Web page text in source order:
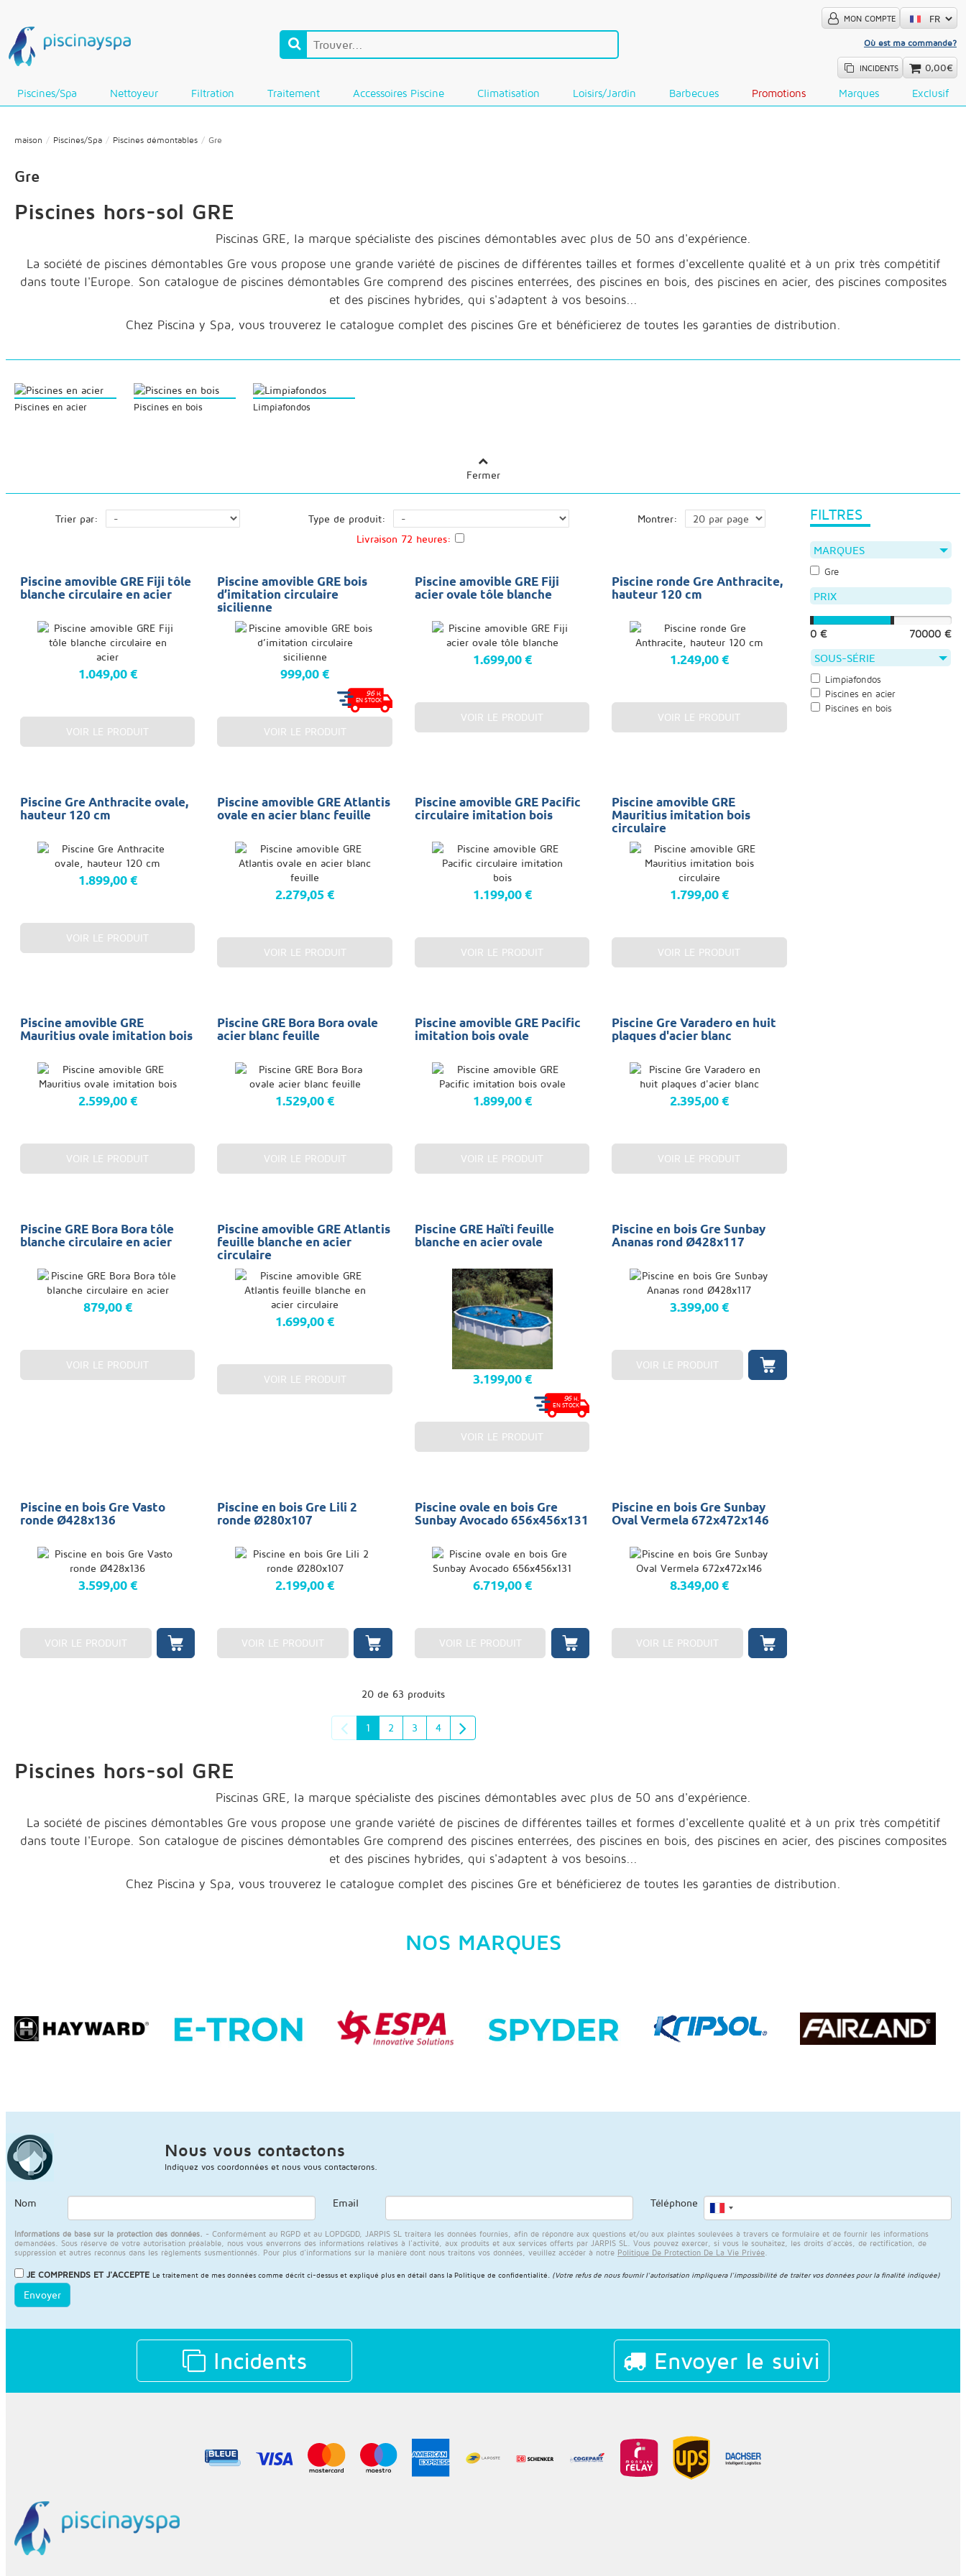
MON COMPTE
Où est ma commande?
INCIDENTS 0,00€
Piscines/Spa Nettoyeur Filtration Traitement Accessoires Piscine Climatisation Loisirs/Jardin Barbecues Promotions Marques Exclusif
maison Piscines/Spa Piscines démontables Gre
Gre
Piscines hors-sol GRE
Piscinas GRE, la marque spécialiste des piscines démontables avec plus de 50 ans d'expérience.
La société de piscines démontables Gre vous propose une grande variété de piscines de différentes tailles et formes d'excellente qualité et à un prix très compétitif
dans toute l'Europe. Son catalogue de piscines démontables Gre comprend des piscines enterrées, des piscines en bois, des piscines en acier, des piscines composites
et des piscines hybrides, qui s'adaptent à vos besoins...
Chez Piscina y Spa, vous trouverez le catalogue complet des piscines Gre et bénéficierez de toutes les garanties de distribution.
Piscines hors-sol GRE
Piscinas GRE, la marque spécialiste des piscines démontables avec plus de 50 ans d'expérience.
La société de piscines démontables Gre vous propose une grande variété de piscines de différentes tailles et formes d'excellente qualité et à un prix très compétitif
dans toute l'Europe. Son catalogue de piscines démontables Gre comprend des piscines enterrées, des piscines en bois, des piscines en acier, des piscines composites
et des piscines hybrides, qui s'adaptent à vos besoins...
Chez Piscina y Spa, vous trouverez le catalogue complet des piscines Gre et bénéficierez de toutes les garanties de distribution.
Piscines en acier Piscines en bois Limpiafondos
Fermer
Trier par: Type de produit:
Montrer:
Livraison 72 heures:
Piscine amovible GRE Fiji tôle
blanche circulaire en acier
1.049,00 €
VOIR LE PRODUIT
Piscine amovible GRE bois
d’imitation circulaire
sicilienne
999,00 €
96 H.
EN STOCK
VOIR LE PRODUIT
Piscine amovible GRE Fiji
acier ovale tôle blanche
1.699,00 €
VOIR LE PRODUIT
Piscine ronde Gre Anthracite,
hauteur 120 cm
1.249,00 €
VOIR LE PRODUIT
Piscine Gre Anthracite ovale,
hauteur 120 cm
1.899,00 €
VOIR LE PRODUIT
Piscine amovible GRE Atlantis
ovale en acier blanc feuille
2.279,05 €
VOIR LE PRODUIT
Piscine amovible GRE Pacific
circulaire imitation bois
1.199,00 €
VOIR LE PRODUIT
Piscine amovible GRE
Mauritius imitation bois
circulaire
1.799,00 €
VOIR LE PRODUIT
Piscine amovible GRE
Mauritius ovale imitation bois
2.599,00 €
VOIR LE PRODUIT
Piscine GRE Bora Bora ovale
acier blanc feuille
1.529,00 €
VOIR LE PRODUIT
Piscine amovible GRE Pacific
imitation bois ovale
1.899,00 €
VOIR LE PRODUIT
Piscine Gre Varadero en huit
plaques d'acier blanc
2.395,00 €
VOIR LE PRODUIT
Piscine GRE Bora Bora tôle
blanche circulaire en acier
879,00 €
VOIR LE PRODUIT
Piscine amovible GRE Atlantis
feuille blanche en acier
circulaire
1.699,00 €
VOIR LE PRODUIT
Piscine GRE Haïti feuille
blanche en acier ovale
3.199,00 €
96H.
EN STOCK
VOIR LE PRODUIT
Piscine en bois Gre Sunbay
Ananas rond Ø428x117
3.399,00 €
VOIR LE PRODUIT
Piscine en bois Gre Vasto
ronde Ø428x136
3.599,00 €
VOIR LE PRODUIT
Piscine en bois Gre Lili 2
ronde Ø280x107
2.199,00 €
VOIR LE PRODUIT
Piscine ovale en bois Gre
Sunbay Avocado 656x456x131
6.719,00 €
VOIR LE PRODUIT
Piscine en bois Gre Sunbay
Oval Vermela 672x472x146
8.349,00 €
VOIR LE PRODUIT
20 de 63 produits
1 2 3 4
FILTRES
MARQUES
Gre
PRIX
0 € 70000 €
SOUS-SÉRIE
Limpiafondos
Piscines en acier
Piscines en bois
NOS MARQUES
Nous vous contactons
Indiquez vos coordonnées et nous vous contacterons.
Nom Email Téléphone
Informations de base sur la protection des données. - Conformément au RGPD et au LOPDGDD, JARPIS SL traitera les données fournies, afin de répondre aux questions et/ou aux plaintes soulevées à travers ce formulaire et de fournir les informations
demandées. Sous réserve de votre autorisation préalable, nous vous enverrons des informations relatives à l'activité, aux produits et aux services offerts par JARPIS SL. Vous pouvez exercer, si vous le souhaitez, les droits d'accès, de rectification, de
suppression et autres reconnus dans les règlements susmentionnés. Pour plus d'informations sur la manière dont nous traitons vos données, veuillez accéder à notre Politique De Protection De La Vie Privée
JE COMPRENDS ET J'ACCEPTE Le traitement de mes données comme décrit ci-dessus et expliqué plus en détail dans la Politique de confidentialité (Votre refus de nous fournir l'autorisation impliquera l'impossibilité de traiter vos données pour la finalité indiquée)
Envoyer
Incidents Envoyer le suivi